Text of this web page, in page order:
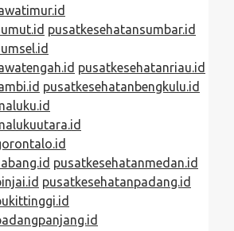
pusatkesehatansumbar.id
pusatkesehatanriau.id
pusatkesehatanbengkulu.id
pusatkesehatanmedan.id
pusatkesehatanpadang.id